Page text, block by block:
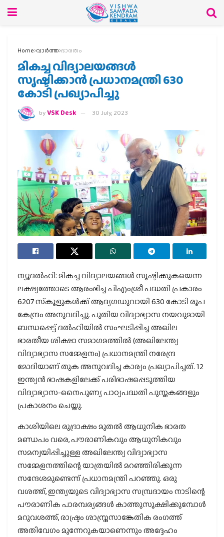
Home വാര്‍ത്ത ഭാരതം
മികച്ച വിദ്യാലയങ്ങള്‍
സൃഷ്ടിക്കാന്‍ പ്രധാനമന്ത്രി 630
കോടി പ്രഖ്യാപിച്ചു
byVSK Desk 30 July, 2023
ന്യൂദല്‍ഹി: മികച്ച വിദ്യാലയങ്ങള്‍ സൃഷ്ടിക്കുകയെന്ന
ലക്ഷ്യത്തോടെ ആരംഭിച്ച പിഎംശ്രീ പദ്ധതി പ്രകാരം
6207 സ്‌കൂളുകള്‍ക്ക് ആദ്യഗഡുവായി 630 കോടി രൂപ
കേന്ദ്രം അനുവദിച്ചു. പുതിയ വിദ്യാഭ്യാസ നയവുമായി
ബന്ധപ്പെട്ട് ദല്‍ഹിയില്‍ സംഘടിപ്പിച്ച അഖില
ഭാരതീയ ശിക്ഷാ സമാഗമത്തില്‍ (അഖിലേന്ത്യ
വിദ്യാഭ്യാസ സമ്മേളനം) പ്രധാനമന്ത്രി നരേന്ദ്ര
മോദിയാണ് തുക അനുവദിച്ച കാര്യം പ്രഖ്യാപിച്ചത്. 12
ഇന്ത്യന്‍ ഭാഷകളിലേക്ക് പരിഭാഷപ്പെടുത്തിയ
വിദ്യാഭ്യാസ-നൈപുണ്യ പാഠ്യപദ്ധതി പുസ്തകങ്ങളും
പ്രകാശനം ചെയ്തു.
കാശിയിലെ രുദ്രാക്ഷം മുതല്‍ ആധുനിക ഭാരത
മണ്ഡപം വരെ, പൗരാണികവും ആധുനികവും
സമന്വയിപ്പിച്ചുള്ള അഖിലേന്ത്യ വിദ്യാഭ്യാസ
സമ്മേളനത്തിന്റെ യാത്രയില്‍ മറഞ്ഞിരിക്കുന്ന
സന്ദേശമുണ്ടെന്ന് പ്രധാനമന്ത്രി പറഞ്ഞു. ഒരു
വശത്ത്, ഇന്ത്യയുടെ വിദ്യാഭ്യാസ സമ്പ്രദായം നാടിന്റെ
പൗരാണിക പാരമ്പര്യങ്ങള്‍ കാത്തുസൂക്ഷിക്കുമ്പോള്‍
മറുവശത്ത്, രാഷ്ട്രം ശാസ്ത്രസാങ്കേതിക രംഗത്ത്
അതിവേഗം മുന്നേറുകയാണെന്നും അദ്ദേഹം